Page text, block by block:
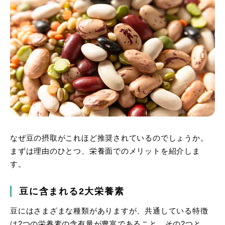
なぜ豆の摂取がこれほど推奨されているのでしょうか。
まずは理由のひとつ、栄養面でのメリットを紹介しま
す。
豆に含まれる2大栄養素
豆にはさまざまな種類がありますが、共通している特徴